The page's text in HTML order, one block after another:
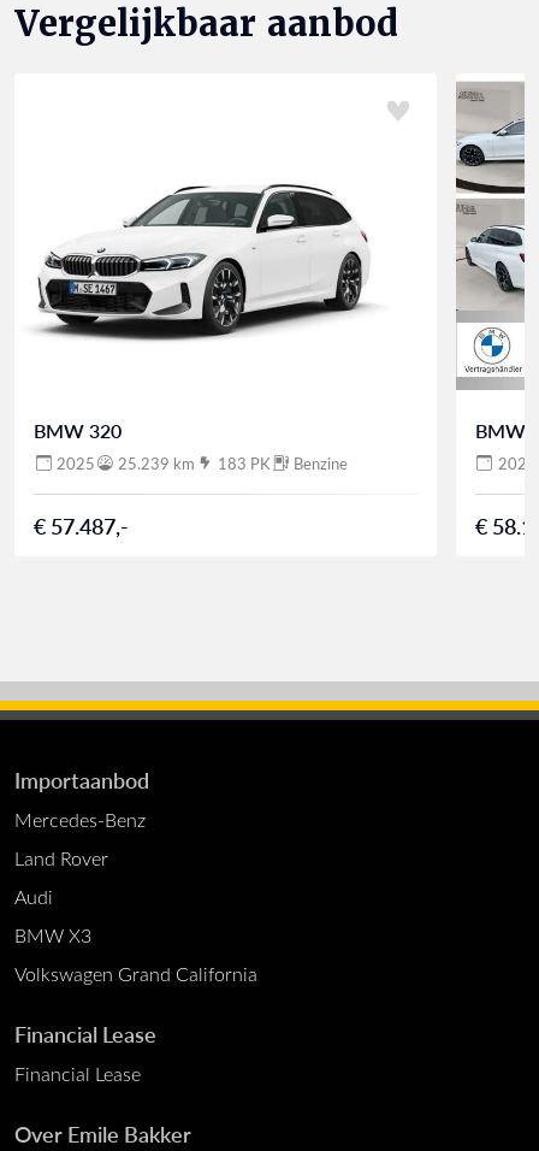
Vergelijkbaar aanbod
BMW 320
2025 25.239 km 183 PK Benzine
€ 57.487,-
BMW
2025
€
Importaanbod
Mercedes-Benz
Land Rover
Audi
BMW X3
Volkswagen Grand California
Financial Lease
Financial Lease
Over Emile Bakker